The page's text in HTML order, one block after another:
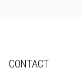
CONTACT